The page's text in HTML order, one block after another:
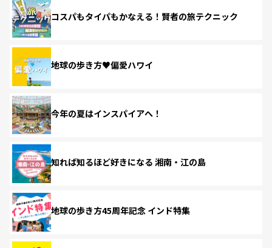
コスパもタイパもかなえる！賢者の旅テクニック
地球の歩き方♥偏愛ハワイ
今年の夏はインスパイアへ！
知れば知るほど好きになる 湘南・江の島
地球の歩き方45周年記念 インド特集